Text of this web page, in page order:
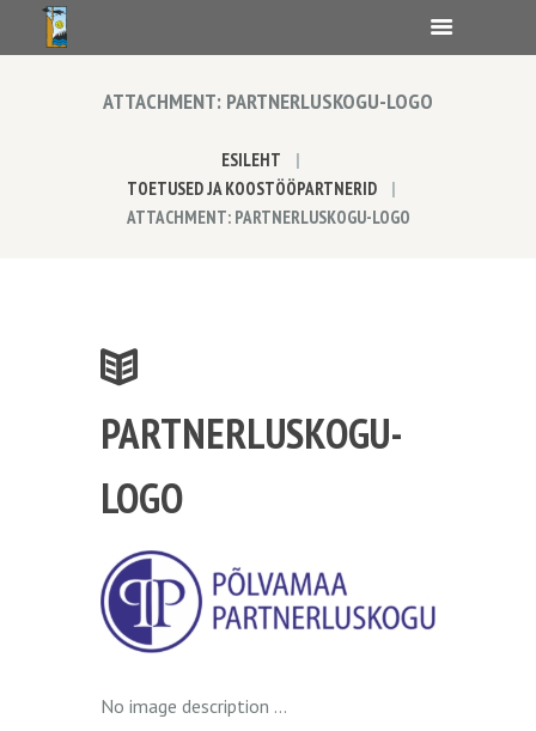
ATTACHMENT: PARTNERLUSKOGU-LOGO
ESILEHT
TOETUSED JA KOOSTÖÖPARTNERID
ATTACHMENT: PARTNERLUSKOGU-LOGO
PARTNERLUSKOGU-
LOGO
No image description ...